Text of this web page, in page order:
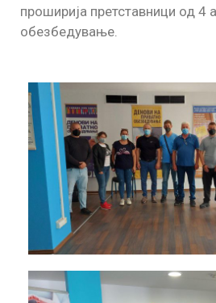
проширија претставници од 4
обезбедување.